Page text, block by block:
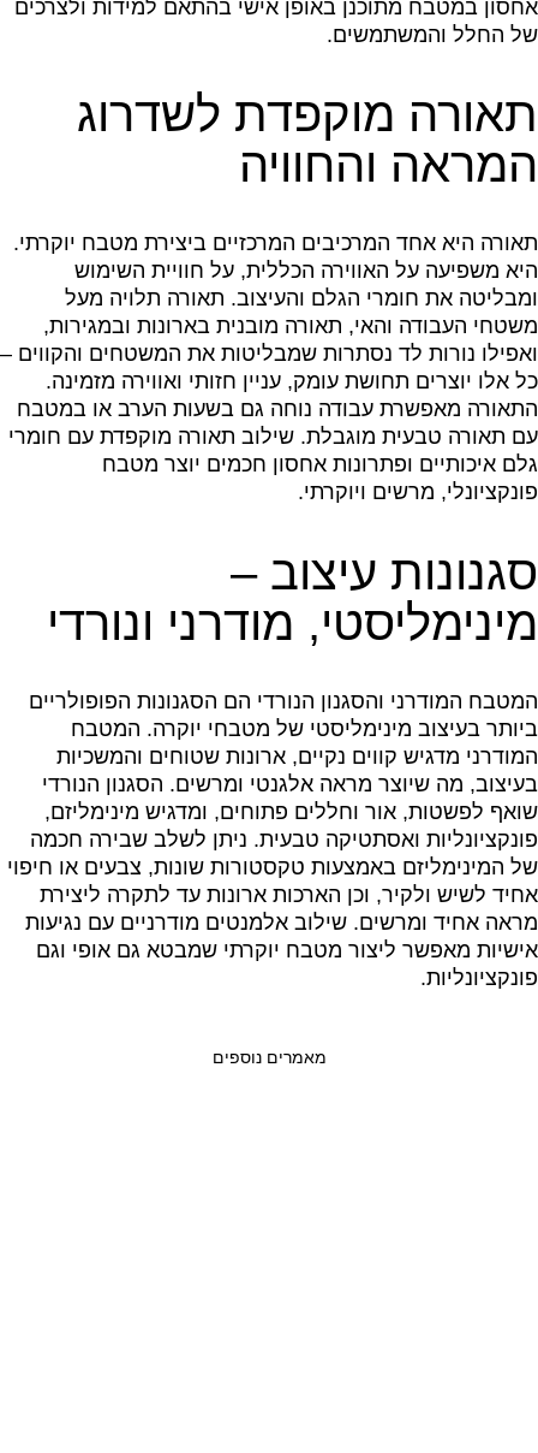
אחסון במטבח מתוכנן באופן אישי בהתאם למידות ולצרכים
של החלל והמשתמשים.
תאורה מוקפדת לשדרוג
המראה והחוויה
תאורה היא אחד המרכיבים המרכזיים ביצירת מטבח יוקרתי.
היא משפיעה על האווירה הכללית, על חוויית השימוש
ומבליטה את חומרי הגלם והעיצוב. תאורה תלויה מעל
משטחי העבודה והאי, תאורה מובנית בארונות ובמגירות,
ואפילו נורות לד נסתרות שמבליטות את המשטחים והקווים –
כל אלו יוצרים תחושת עומק, עניין חזותי ואווירה מזמינה.
התאורה מאפשרת עבודה נוחה גם בשעות הערב או במטבח
עם תאורה טבעית מוגבלת. שילוב תאורה מוקפדת עם חומרי
גלם איכותיים ופתרונות אחסון חכמים יוצר מטבח
פונקציונלי, מרשים ויוקרתי.
סגנונות עיצוב –
מינימליסטי, מודרני ונורדי
המטבח המודרני והסגנון הנורדי הם הסגנונות הפופולריים
ביותר בעיצוב מינימליסטי של מטבחי יוקרה. המטבח
המודרני מדגיש קווים נקיים, ארונות שטוחים והמשכיות
בעיצוב, מה שיוצר מראה אלגנטי ומרשים. הסגנון הנורדי
שואף לפשטות, אור וחללים פתוחים, ומדגיש מינימליזם,
פונקציונליות ואסתטיקה טבעית. ניתן לשלב שבירה חכמה
של המינימליזם באמצעות טקסטורות שונות, צבעים או חיפוי
אחיד לשיש ולקיר, וכן הארכות ארונות עד לתקרה ליצירת
מראה אחיד ומרשים. שילוב אלמנטים מודרניים עם נגיעות
אישיות מאפשר ליצור מטבח יוקרתי שמבטא גם אופי וגם
פונקציונליות.
מאמרים נוספים